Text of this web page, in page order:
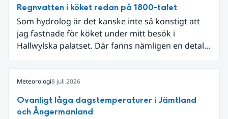
Regnvatten i köket redan på 1800-talet
Som hydrolog är det kanske inte så konstigt att
jag fastnade för köket under mitt besök i
Hallwylska palatset. Där fanns nämligen en detalj
Meteorologi8 juli 2026
Ovanligt låga dagstemperaturer i Jämtland
och Ångermanland